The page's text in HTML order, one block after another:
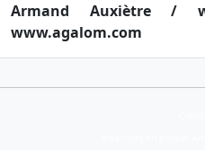
Armand Auxiètre /
www.agalom.com